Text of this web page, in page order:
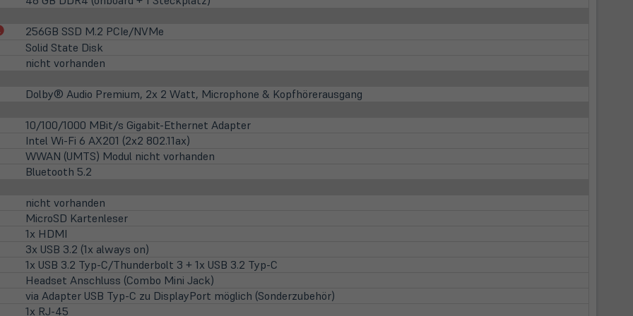
(öffnet
neuem
256GB SSD M.2 PCIe/NVMe
Solid State Disk
nicht vorhanden
Dolby® Audio Premium, 2x 2 Watt, Microphone & Kopfhörerausgang
10/100/1000 MBit/s Gigabit-Ethernet Adapter
Intel Wi-Fi 6 AX201 (2x2 802.11ax)
WWAN (UMTS) Modul nicht vorhanden
Bluetooth 5.2
nicht vorhanden
MicroSD Kartenleser
1x HDMI
3x USB 3.2 (1x always on)
1x USB 3.2 Typ-C/Thunderbolt 3 + 1x USB 3.2 Typ-C
Headset Anschluss (Combo Mini Jack)
via Adapter USB Typ-C zu DisplayPort möglich (Sonderzubehör)
1x RJ-45